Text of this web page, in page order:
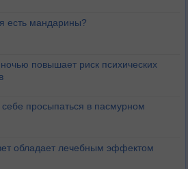
есть мандарины?
повышает риск психических
просыпаться в пасмурном
обладает лечебным эффектом